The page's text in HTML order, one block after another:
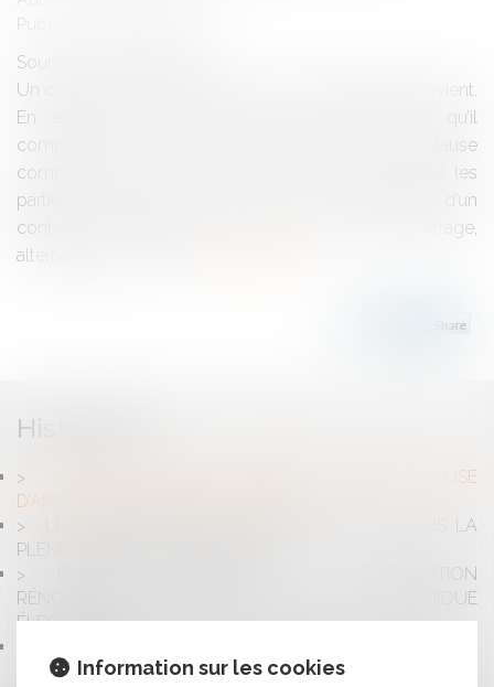
Publié le :
Source :
Un contrat vous lie à un tiers, avec lequel un litige survient.
En étudiant ce contrat, vous vous apercevez qu’il
comporte dans les dernières pages une clause
compromissoire. Il s’agit de la clause par laquelle les
parties conviennent, en cas de survenance d’un
contentieux, de régler le litige par la voie de l’arbitrage,
alternative à la saisine...
Historique
MON CONTRAT CONTIENT UNE CLAUSE
D’ARBITRAGE : DOIS-JE PANIQUER ?
LE REMPLACEMENT DU MAIRE EMPÊCHÉ DANS LA
PLÉNITUDE DE SES FONCTIONS
ELECTIONS MUNICIPALES : UNE DÉFINITION
RÉNOVÉE DE "L'ÉLÉMENT NOUVEAU DE POLÉMIQUE
ÉLECTORALE"
CONTRATInformation sur les cookies